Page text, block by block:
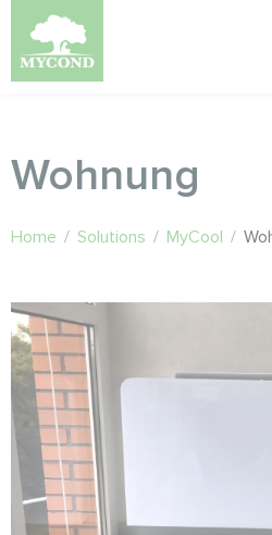
Wohnung
Home / Solutions / MyCool /